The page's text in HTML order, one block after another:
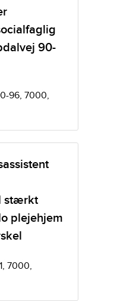
90-
96, 7000,
stærkt
plejehjem
7000,